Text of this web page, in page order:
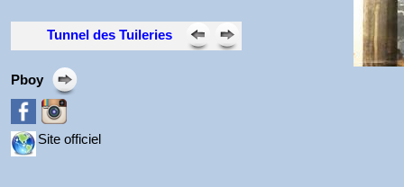
Tunnel des Tuileries
Pboy
Site officiel